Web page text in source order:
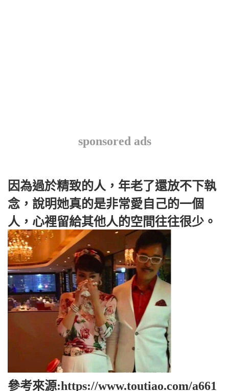
sponsored ads
因為過於精致的人，年老了還放不下執
念，說明她真的是非常愛自己的一個
人，心裡留給其他人的空間往往很少。
參考來源:https://www.toutiao.com/a661